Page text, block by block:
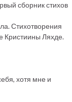
сборник стихов
Стихотворения
Кристиины Ляхде.
хотя мне и